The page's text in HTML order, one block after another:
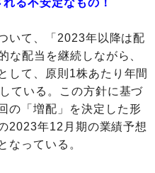
る不安定なもの！
いて、「2023年以降は配
な配当を継続しながら、
して、原則1株あたり年間
ている。この方針に基づ
の「増配」を決定した形
2023年12月期の業績予想
なっている。